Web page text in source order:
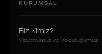
KURUMSAL
Biz Kimiz?
Vizyonumuz ve Yolculuğumuz